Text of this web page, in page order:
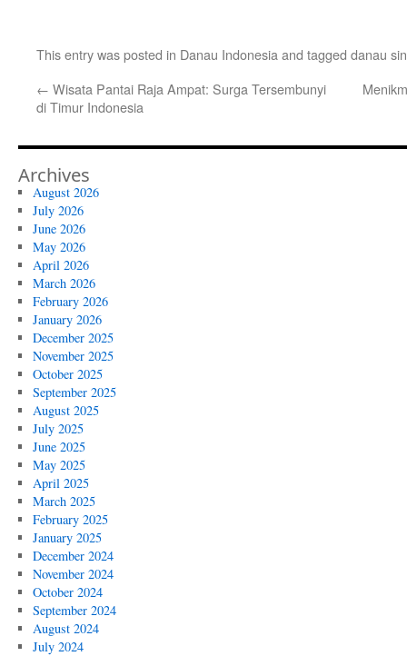
This entry was posted in Danau Indonesia and tagged danau
← Wisata Pantai Raja Ampat: Surga Tersembunyi
di Timur Indonesia
Archives
August 2026
July 2026
June 2026
May 2026
April 2026
March 2026
February 2026
January 2026
December 2025
November 2025
October 2025
September 2025
August 2025
July 2025
June 2025
May 2025
April 2025
March 2025
February 2025
January 2025
December 2024
November 2024
October 2024
September 2024
August 2024
July 2024